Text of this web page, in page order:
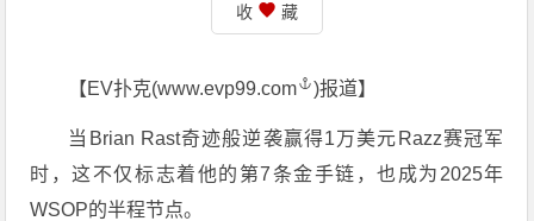
收 藏
【EV扑克(www.evp99.com )报道】
当Brian Rast奇迹般逆袭赢得1万美元Razz赛冠军
时，这不仅标志着他的第7条金手链，也成为2025年
WSOP的半程节点。